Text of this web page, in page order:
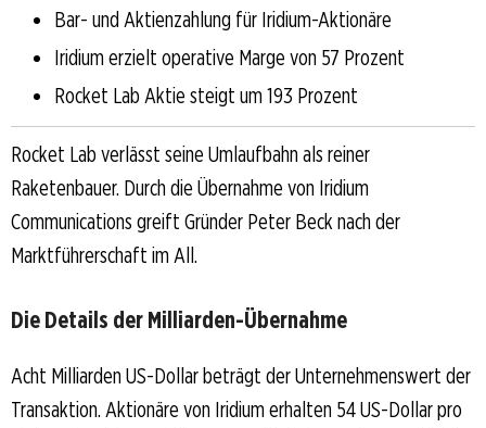
Bar- und Aktienzahlung für Iridium-Aktionäre
Iridium erzielt operative Marge von 57 Prozent
Rocket Lab Aktie steigt um 193 Prozent
Rocket Lab verlässt seine Umlaufbahn als reiner
Raketenbauer. Durch die Übernahme von Iridium
Communications greift Gründer Peter Beck nach der
Marktführerschaft im All.
Die Details der Milliarden-Übernahme
Acht Milliarden US-Dollar beträgt der Unternehmenswert der
Transaktion. Aktionäre von Iridium erhalten 54 US-Dollar pro